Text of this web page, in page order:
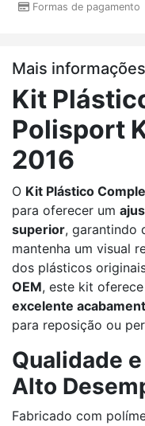
Formas de pagamento
Mais
Kit
Polisport
2016
O Kit Plástico
para oferecer um
superior, garantindo
mantenha um visual
dos plásticos
OEM, este kit oferece
excelente
para reposição ou
Qualidade
Alto
Fabricado com